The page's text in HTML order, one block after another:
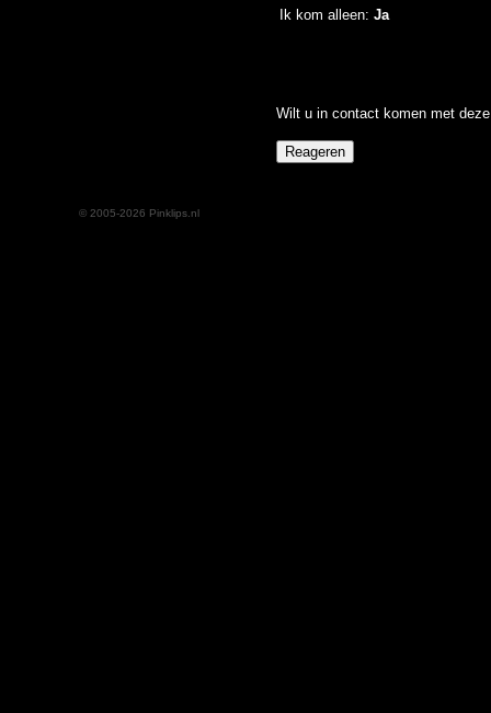
Ik kom alleen: Ja
Wilt u in contact komen met
© 2005-2026 Pinklips.nl